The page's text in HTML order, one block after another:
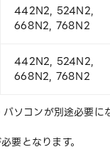
442N2, 524N2,
668N2, 768N2
442N2, 524N2,
668N2, 768N2
ソコンが別途必要に
要となります。